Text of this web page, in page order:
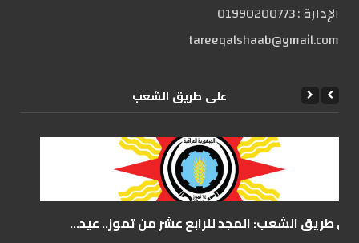
الإدارة :01990200773
tareeqalshaab@gmail.com
علی طریق الشعب
على طريق الشعب: المجد للرابع عشر من تموز.. عيد...